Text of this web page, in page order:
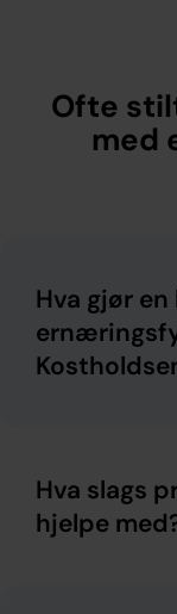
Ofte
med
Hva gjør
Hva slags
hjelpe